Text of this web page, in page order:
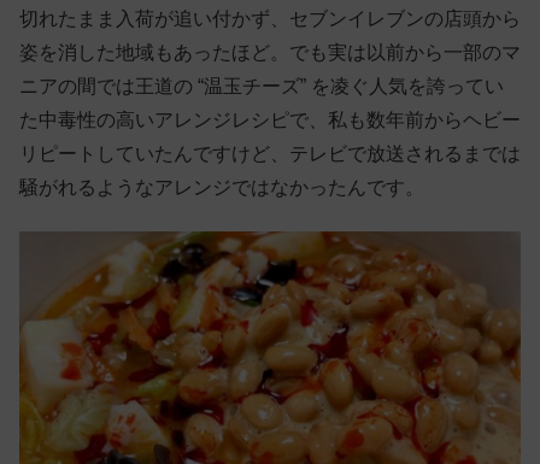
切れたまま入荷が追い付かず、セブンイレブンの店頭から
姿を消した地域もあったほど。でも実は以前から一部のマ
ニアの間では王道の “温玉チーズ” を凌ぐ人気を誇ってい
た中毒性の高いアレンジレシピで、私も数年前からヘビー
リピートしていたんですけど、テレビで放送されるまでは
騒がれるようなアレンジではなかったんです。